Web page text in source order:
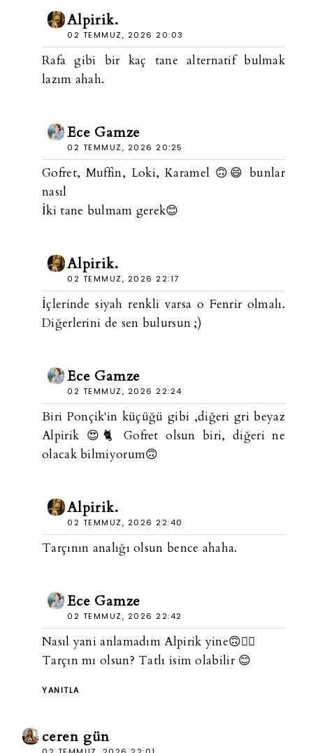
Alpirik.
02 TEMMUZ, 2026 20:03
Rafa gibi bir kaç tane alternatif bulmak
lazım ahah.
Ece Gamze
02 TEMMUZ, 2026 20:25
Gofret, Muffin, Loki, Karamel 🙃😄 bunlar
nasıl
İki tane bulmam gerek😊
Alpirik.
02 TEMMUZ, 2026 22:17
İçlerinde siyah renkli varsa o Fenrir olmalı.
Diğerlerini de sen bulursun ;)
Ece Gamze
02 TEMMUZ, 2026 22:24
Biri Ponçik'in küçüğü gibi ,diğeri gri beyaz
Alpirik 😍🐈 Gofret olsun biri, diğeri ne
olacak bilmiyorum🙃
Alpirik.
02 TEMMUZ, 2026 22:40
Tarçının analığı olsun bence ahaha.
Ece Gamze
02 TEMMUZ, 2026 22:42
Nasıl yani anlamadım Alpirik yine🙃🤦‍♀️
Tarçın mı olsun? Tatlı isim olabilir 😊
YANITLA
ceren gün